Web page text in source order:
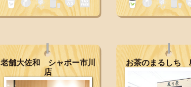
老舗大佐和 シャポー市川
店
お茶のまるしち